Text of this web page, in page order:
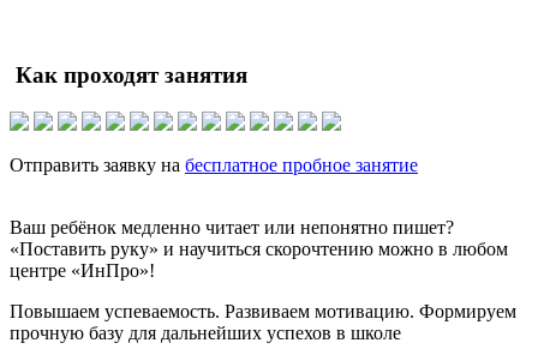
Как проходят занятия
Отправить заявку на бесплатное пробное занятие
Ваш ребёнок медленно читает или непонятно пишет?
«Поставить руку» и научиться скорочтению можно в любом
центре «ИнПро»!
Повышаем успеваемость. Развиваем мотивацию. Формируем
прочную базу для дальнейших успехов в школе